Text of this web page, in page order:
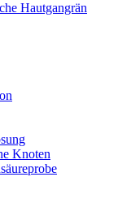
Hautgangrän
Knoten